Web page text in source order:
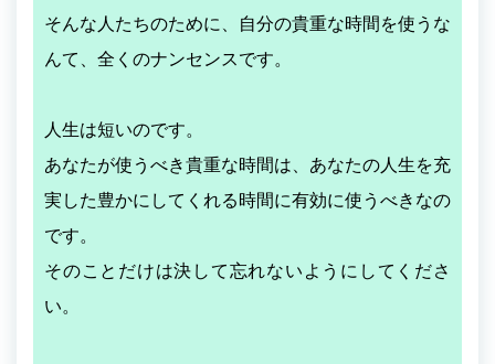
そんな人たちのために、自分の貴重な時間を使うな
んて、全くのナンセンスです。
人生は短いのです。
あなたが使うべき貴重な時間は、あなたの人生を充
実した豊かにしてくれる時間に有効に使うべきなの
です。
そのことだけは決して忘れないようにしてくださ
い。